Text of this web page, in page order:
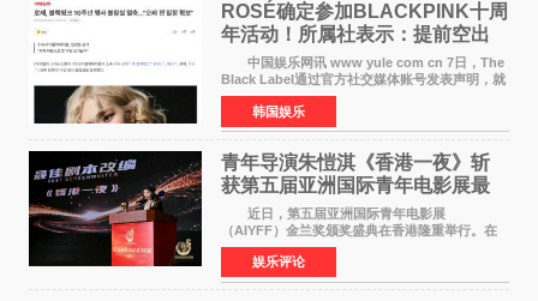
ROSÉ确定参加BLACKPINK十周
年活动！所属社表示：提前空出
了时间
中国娱乐网讯 www yule com cn 7日，The
Black Label通过官方社交媒体账号发表声明，就
近期网络上关于ROS&Eacute;个人行程及是否参
加BLACKPINK出道纪念活动的种种猜测作出正
式回应。 Th
韩国娱乐
青年导演朱愷淇《香港一夜》斩
获第五届亚洲国际青年电影展最
佳剧本改编奖
近日，第五届亚洲国际青年电影展
（AIYFF）金兰奖颁奖盛典在香港隆重举行。在
这场汇聚数百位海内外电影人、文化界人士及媒
体代表的亚洲青年影视盛会上，香港本土电影
《香港一夜》（Dawn in Ho
娱乐评论